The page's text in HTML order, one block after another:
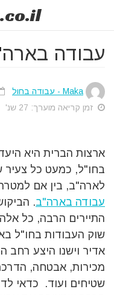
.co.il
עבודה
Maka - עבודה בחול
זמן קריאה מוערך: 27 שנ'
ארצות הברית היא
בחו"ל, כמעט כל
לארה"ב, בין אם
עבודה בארה"ב.
התיירים הרבה, כל
שוק העבודות בחו"ל
אדיר וישנו היצע רחב
מכירות, אבטחה,
שטיחים ועוד. כדאי